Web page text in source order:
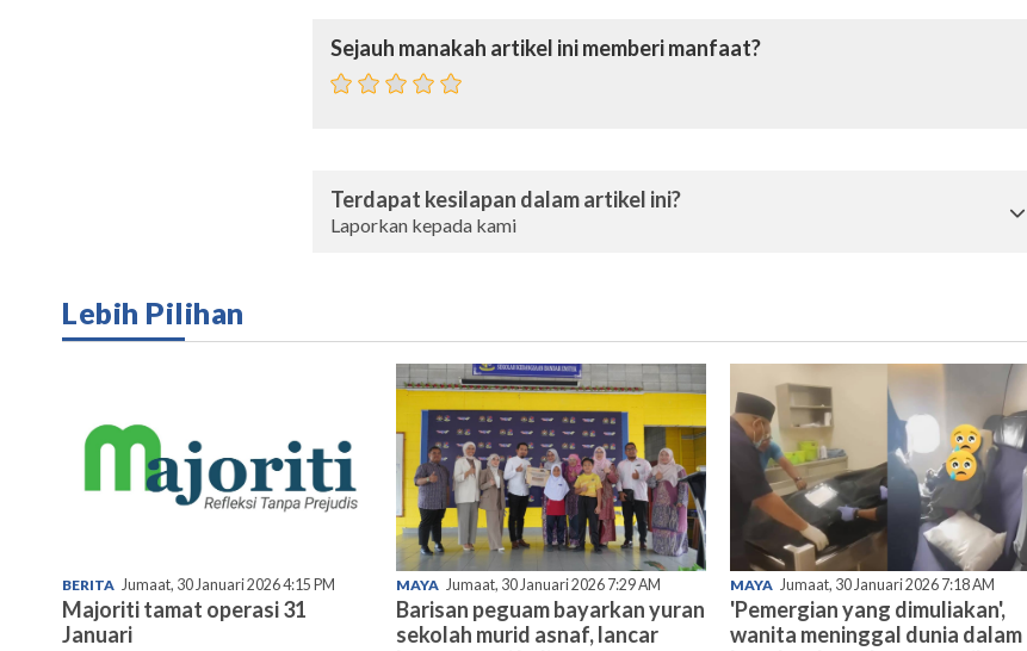
Sejauh manakah artikel ini memberi manfaat?
Terdapat kesilapan dalam artikel ini?
Laporkan kepada kami
Lebih Pilihan
BERITA Jumaat, 30 Januari 2026 4:15 PM
Majoriti tamat operasi 31
Januari
MAYA Jumaat, 30 Januari 2026 7:29 AM
Barisan peguam bayarkan yuran
sekolah murid asnaf, lancar
MAYA Jumaat, 30 Januari 2026 7:18 AM
'Pemergian yang dimuliakan',
wanita meninggal dunia dalam